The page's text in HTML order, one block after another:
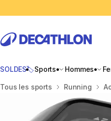
SOLDES🏷️Sports Hommes
Accueil
Tous les sports Running